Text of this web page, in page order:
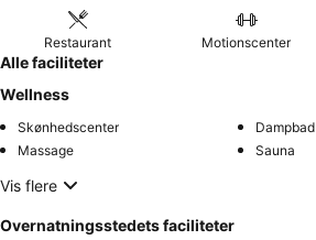
Restaurant Motionscenter
Alle faciliteter
Wellness
Skønhedscenter
Dampbad
Massage
Sauna
Vis flere
Overnatningsstedets faciliteter